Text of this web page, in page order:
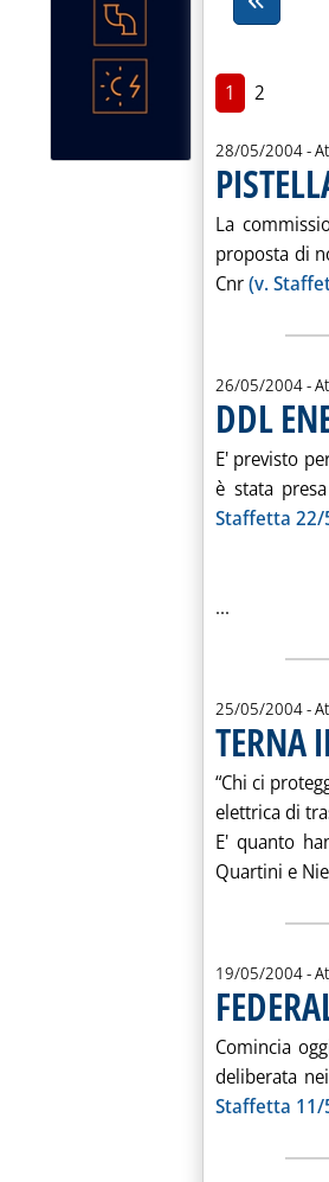
1 2
28/05/2004-
La
proposta di
Cnr(v.
26/05/2004-
DDL
. Pubblicata
E' previsto
è stata
Staffetta 22/
...
25/05/2004-
TERNA
“Chi ci
elettrica di
E' quanto
Quartini e
19/05/2004-
. Pubblicata
Comincia
deliberata
Staffetta 11/